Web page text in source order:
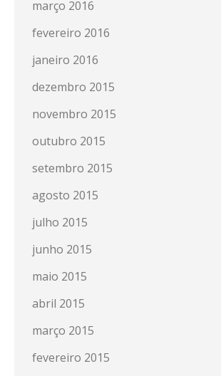
março 2016
fevereiro 2016
janeiro 2016
dezembro 2015
novembro 2015
outubro 2015
setembro 2015
agosto 2015
julho 2015
junho 2015
maio 2015
abril 2015
março 2015
fevereiro 2015